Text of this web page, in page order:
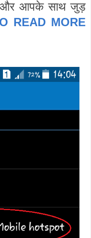
और आपके साथ जुड़
READ MORE